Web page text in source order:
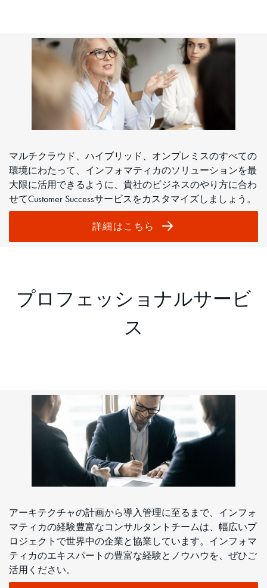
マルチクラウド、ハイブリッド、オンプレミスのすべての
環境にわたって、インフォマティカのソリューションを最
大限に活用できるように、貴社のビジネスのやり方に合わ
せてCustomer Successサービスをカスタマイズしましょう。
詳細はこちら
プロフェッショナルサービ
ス
アーキテクチャの計画から導入管理に至るまで、インフォ
マティカの経験豊富なコンサルタントチームは、幅広いプ
ロジェクトで世界中の企業と協業しています。インフォマ
ティカのエキスパートの豊富な経験とノウハウを、ぜひご
活用ください。